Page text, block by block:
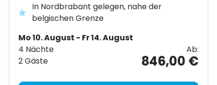
In Nordbrabant gelegen, nahe der
belgischen Grenze
Mo 10. August - Fr 14. August
4 Nächte
2 Gäste
Ab:
846,00 €